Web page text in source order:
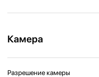
Камера
Разрешение камеры